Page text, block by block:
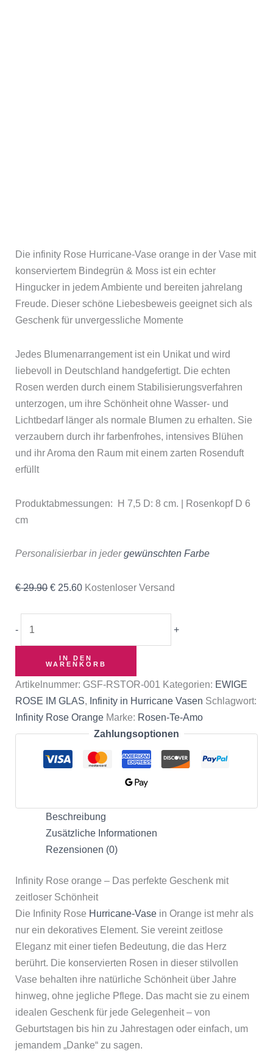
Die infinity Rose Hurricane-Vase orange in der Vase mit
konserviertem Bindegrün & Moss ist ein echter
Hingucker in jedem Ambiente und bereiten jahrelang
Freude. Dieser schöne Liebesbeweis geeignet sich als
Geschenk für unvergessliche Momente
Jedes Blumenarrangement ist ein Unikat und wird
liebevoll in Deutschland handgefertigt. Die echten
Rosen werden durch einem Stabilisierungsverfahren
unterzogen, um ihre Schönheit ohne Wasser- und
Lichtbedarf länger als normale Blumen zu erhalten. Sie
verzaubern durch ihr farbenfrohes, intensives Blühen
und ihr Aroma den Raum mit einem zarten Rosenduft
erfüllt
Produktabmessungen: H 7,5 D: 8 cm. | Rosenkopf D 6
cm
Personalisierbar in jedergewünschten Farbe
€29.90 € 25.60 Kostenloser Versand
- +
IN DEN
WARENKORB
Artikelnummer: GSF-RSTOR-001 Kategorien: EWIGE
ROSE IM GLAS, Infinity in Hurricane Vasen Schlagwort:
Infinity Rose Orange Marke: Rosen-Te-Amo
Zahlungsoptionen
Beschreibung
Zusätzliche Informationen
Rezensionen (0)
Infinity Rose orange – Das perfekte Geschenk mit
zeitloser Schönheit
Die Infinity Rose Hurricane-Vase in Orange ist mehr als
nur ein dekoratives Element. Sie vereint zeitlose
Eleganz mit einer tiefen Bedeutung, die das Herz
berührt. Die konservierten Rosen in dieser stilvollen
Vase behalten ihre natürliche Schönheit über Jahre
hinweg, ohne jegliche Pflege. Das macht sie zu einem
idealen Geschenk für jede Gelegenheit – von
Geburtstagen bis hin zu Jahrestagen oder einfach, um
jemandem „Danke“ zu sagen.